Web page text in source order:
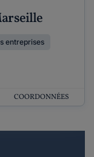
entreprises
COORDONNÉES